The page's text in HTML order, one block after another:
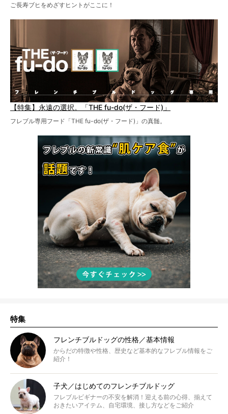
ご長寿ブヒをめざすヒントがここに！
【特集】永遠の選択。「THE fu-do(ザ・フード)」
フレブル専用フード「THE fu-do(ザ・フード)」の真髄。
特集
フレンチブルドッグの性格／基本情報
からだの特徴や性格、歴史など基本的なフレブル情報をご
紹介！
子犬／はじめてのフレンチブルドッグ
フレブルビギナーの不安を解消！迎える前の心得、揃えて
おきたいアイテム、自宅環境、接し方などをご紹介